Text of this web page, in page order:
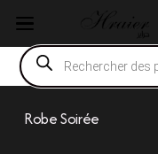
Recherche
de
produits
Robe Soirée